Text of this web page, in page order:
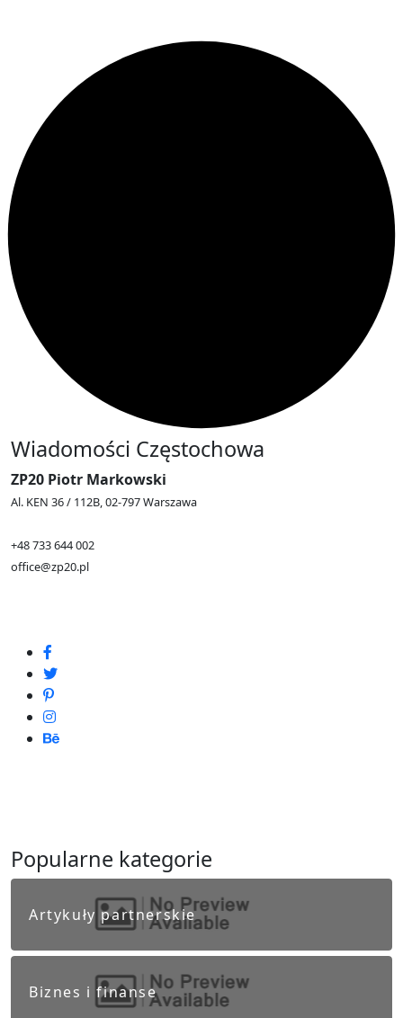
Wiadomości Częstochowa
ZP20 Piotr Markowski
Al. KEN 36 / 112B, 02-797 Warszawa
+48 733 644 002
office@zp20.pl
Popularne kategorie
Artykuły partnerskie
Biznes i finanse